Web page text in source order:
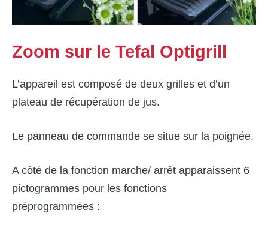
Zoom sur le Tefal Optigrill
L’appareil est composé de deux grilles et d’un
plateau de récupération de jus.
Le panneau de commande se situe sur la poignée.
A côté de la fonction marche/ arrêt apparaissent 6
pictogrammes pour les fonctions
préprogrammées :